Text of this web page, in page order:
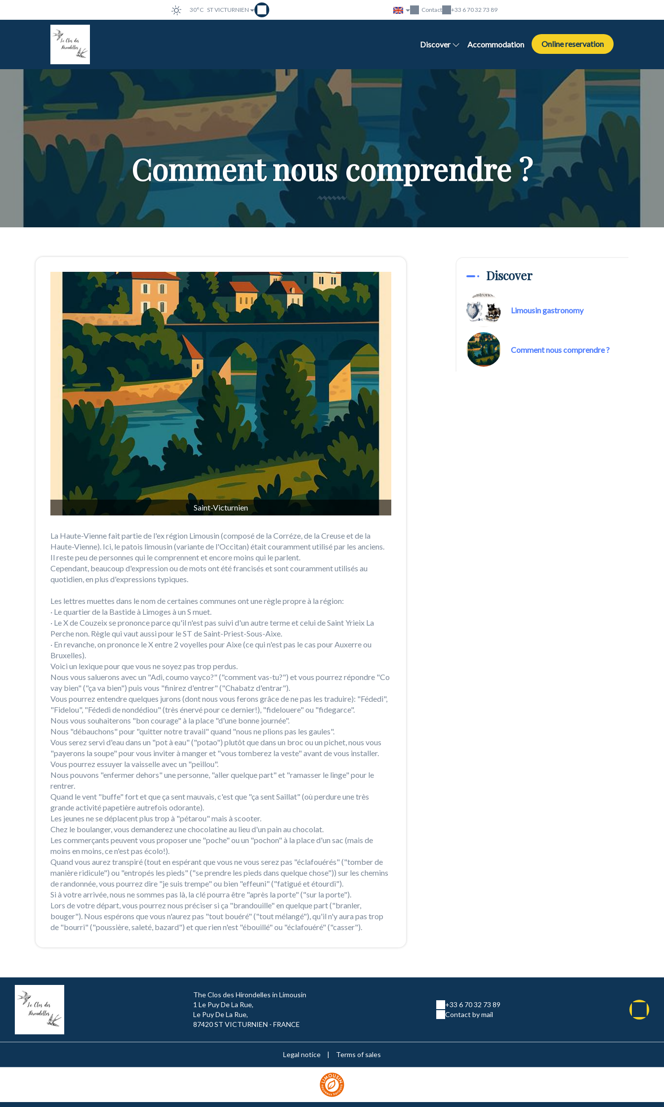
30°C ST VICTURNIEN Contact +33 6 70 32 73 89
Discover Accommodation Online reservation
Comment nous comprendre ?
Saint-Victurnien
La Haute-Vienne fait partie de l'ex région Limousin (composé de la Corréze, de la Creuse et de la
Haute-Vienne). Ici, le patois limousin (variante de l'Occitan) était couramment utilisé par les anciens.
Il reste peu de personnes qui le comprennent et encore moins qui le parlent.
Cependant, beaucoup d'expression ou de mots ont été francisés et sont couramment utilisés au
quotidien, en plus d'expressions typiques.
Les lettres muettes dans le nom de certaines communes ont une règle propre à la région:
· Le quartier de la Bastide à Limoges à un S muet.
· Le X de Couzeix se prononce parce qu'il n'est pas suivi d'un autre terme et celui de Saint Yrieix La
Perche non. Règle qui vaut aussi pour le ST de Saint-Priest-Sous-Aixe.
· En revanche, on prononce le X entre 2 voyelles pour Aixe (ce qui n'est pas le cas pour Auxerre ou
Bruxelles).
Voici un lexique pour que vous ne soyez pas trop perdus.
Nous vous saluerons avec un "Adi, coumo vayco?" ("comment vas-tu?") et vous pourrez répondre "Co
vay bien" ("ça va bien") puis vous "finirez d'entrer" ("Chabatz d'entrar").
Vous pourrez entendre quelques jurons (dont nous vous ferons grâce de ne pas les traduire): "Fédedi",
"Fidelou", "Fédedi de nondédiou" (très énervé pour ce dernier!), "fidelouere" ou "fidegarce".
Nous vous souhaiterons "bon courage" à la place "d'une bonne journée".
Nous "débauchons" pour "quitter notre travail" quand "nous ne plions pas les gaules".
Vous serez servi d'eau dans un "pot à eau" ("potao") plutôt que dans un broc ou un pichet, nous vous
"payerons la soupe" pour vous inviter à manger et "vous tomberez la veste" avant de vous installer.
Vous pourrez essuyer la vaisselle avec un "peillou".
Nous pouvons "enfermer dehors" une personne, "aller quelque part" et "ramasser le linge" pour le
rentrer.
Quand le vent "buffe" fort et que ça sent mauvais, c'est que "ça sent Saillat" (où perdure une très
grande activité papetière autrefois odorante).
Les jeunes ne se déplacent plus trop à "pétarou" mais à scooter.
Chez le boulanger, vous demanderez une chocolatine au lieu d'un pain au chocolat.
Les commerçants peuvent vous proposer une "poche" ou un "pochon" à la place d'un sac (mais de
moins en moins, ce n'est pas écolo!).
Quand vous aurez transpiré (tout en espérant que vous ne vous serez pas "éclafouérés" ("tomber de
manière ridicule") ou "entropés les pieds" ("se prendre les pieds dans quelque chose")) sur les chemins
de randonnée, vous pourrez dire "je suis trempe" ou bien "effeuni" ("fatigué et étourdi").
Si à votre arrivée, nous ne sommes pas là, la clé pourra être "après la porte" ("sur la porte").
Lors de votre départ, vous pourrez nous préciser si ça "brandouille" en quelque part ("branler,
bouger"). Nous espérons que vous n'aurez pas "tout bouéré" ("tout mélangé"), qu'il n'y aura pas trop
de "bourri" ("poussière, saleté, bazard") et que rien n'est "ébouillé" ou "éclafouéré" ("casser").
Discover
Limousin gastronomy
Comment nous comprendre ?
The Clos des Hirondelles in Limousin
1 Le Puy De La Rue,
Le Puy De La Rue,
87420 ST VICTURNIEN - FRANCE
+33 6 70 32 73 89
Contact by mail
Legal notice | Terms of sales